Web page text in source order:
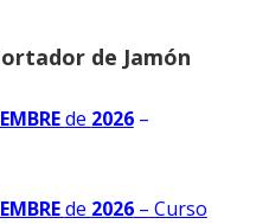
de Jamón
de 2026–
de 2026– Curso